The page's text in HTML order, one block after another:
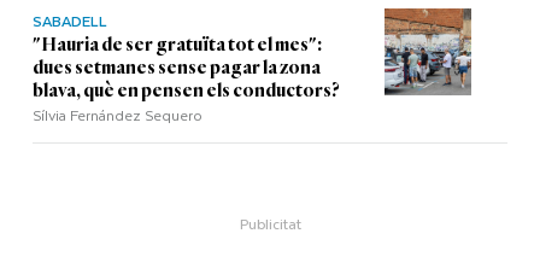
SABADELL
"Hauria de ser gratuïta tot el mes":
dues setmanes sense pagar la zona
blava, què en pensen els conductors?
Sílvia Fernández Sequero